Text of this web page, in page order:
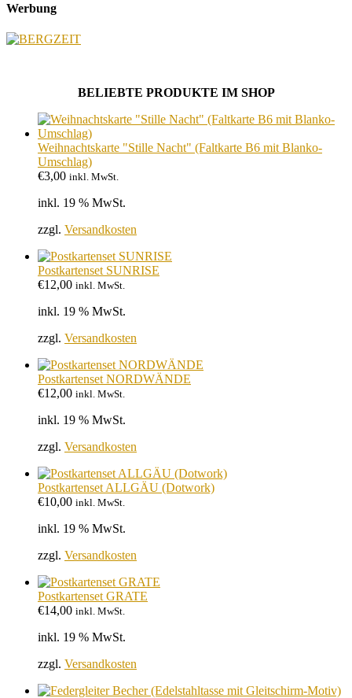
Werbung
BELIEBTE PRODUKTE IM SHOP
Weihnachtskarte "Stille Nacht" (Faltkarte B6 mit Blanko-
Umschlag)
€3,00 inkl. MwSt.
inkl. 19 % MwSt.
zzgl. Versandkosten
Postkartenset SUNRISE
€12,00 inkl. MwSt.
inkl. 19 % MwSt.
zzgl. Versandkosten
Postkartenset NORDWÄNDE
€12,00 inkl. MwSt.
inkl. 19 % MwSt.
zzgl. Versandkosten
Postkartenset ALLGÄU (Dotwork)
€10,00 inkl. MwSt.
inkl. 19 % MwSt.
zzgl. Versandkosten
Postkartenset GRATE
€14,00 inkl. MwSt.
inkl. 19 % MwSt.
zzgl. Versandkosten